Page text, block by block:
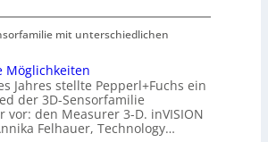
mit unterschiedlichen
Möglichkeiten
Jahres stellte Pepperl+Fuchs ein
der 3D-Sensorfamilie
vor: den Measurer 3-D. inVISION
Felhauer, Technology…